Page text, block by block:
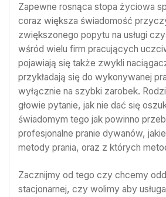
Zapewne rosnąca stopa życiowa
coraz większa świadomość
zwiększonego popytu na usługi
wśród wielu firm pracujących
pojawiają się także zwykli
przykładają się do wykonywanej
wyłącznie na szybki zarobek.
głowie pytanie, jak nie dać się
świadomym tego jak powinno
profesjonalne pranie dywanów,
metody prania, oraz z których
Zacznijmy od tego czy chcemy
stacjonarnej, czy wolimy aby